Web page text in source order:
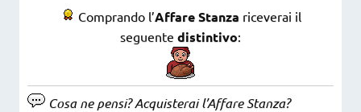
Comprando l’Affare Stanza riceverai il
seguente distintivo:
Cosa ne pensi? Acquisterai l’Affare Stanza?